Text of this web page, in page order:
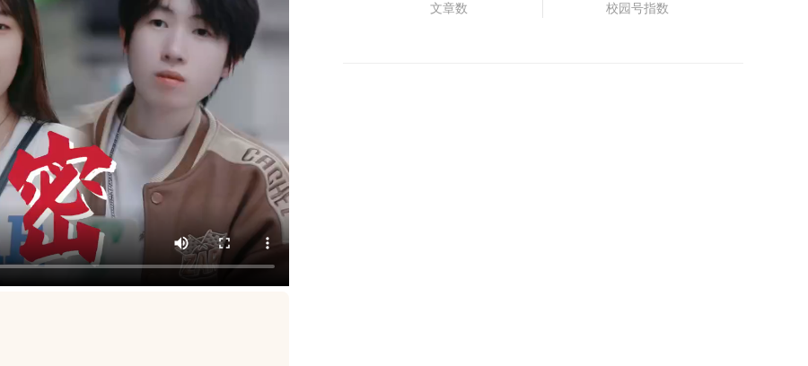
文章数 校园号指数